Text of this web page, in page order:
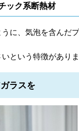
ック系断熱材
に、気泡を含んだ
という特徴がありま
ラスを